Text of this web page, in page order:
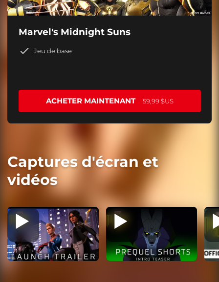
Marvel's Midnight Suns
Jeu de base
ACHETER MAINTENANT 59,99 $US
Captures d'écran et
vidéos